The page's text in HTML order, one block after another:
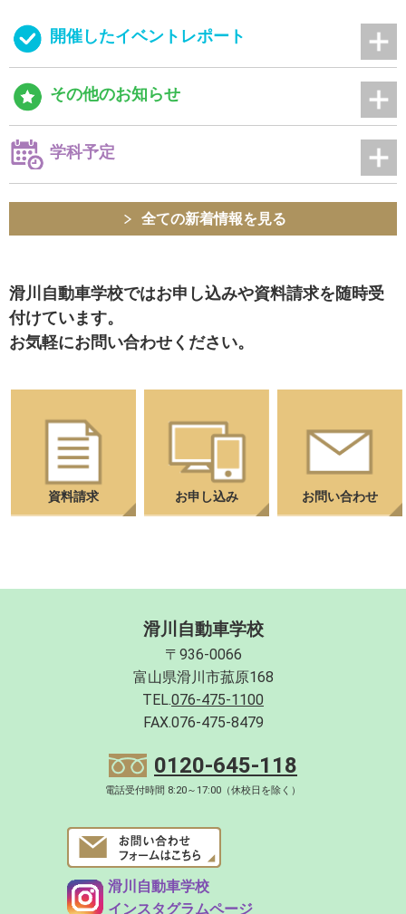
開催したイベントレポート
その他のお知らせ
学科予定
全ての新着情報を見る
滑川自動車学校ではお申し込みや資料請求を随時受
付けています。
お気軽にお問い合わせください。
資料請求 お申し込み お問い合わせ
滑川自動車学校
〒936-0066
富山県滑川市菰原168
TEL.076-475-1100
FAX.076-475-8479
0120-645-118
電話受付時間 8:20～17:00（休校日を除く）
滑川自動車学校
インスタグラムページ